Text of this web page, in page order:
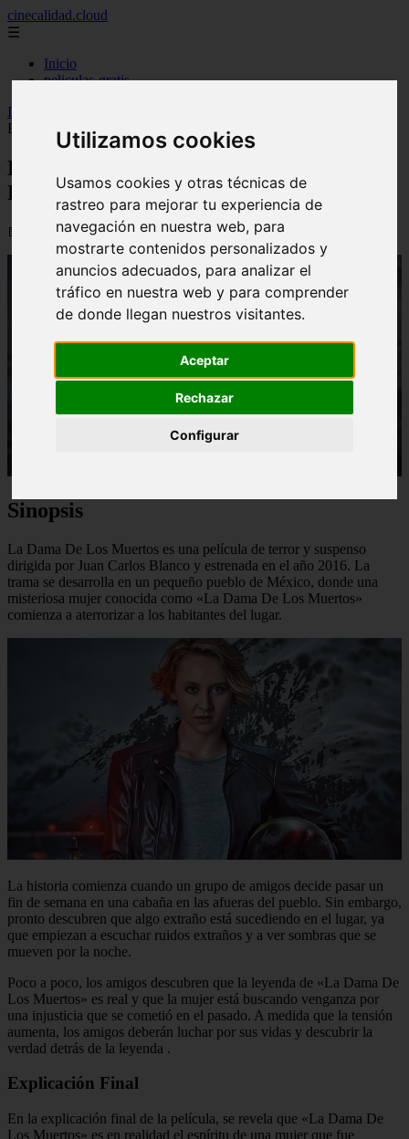
Utilizamos cookies
Usamos cookies y otras técnicas de
rastreo para mejorar tu experiencia de
navegación en nuestra web, para
mostrarte contenidos personalizados y
anuncios adecuados, para analizar el
tráfico en nuestra web y para comprender
de donde llegan nuestros visitantes.
Aceptar
Rechazar
Configurar
cinecalidad.cloud
☰
Inicio
peliculas-gratis
Inicio
Explicado
La Dama De Los Muertos ᐉ Final
Explicado
📅 13/02/2026
Sinopsis
La Dama De Los Muertos es una película de terror y suspenso
dirigida por Juan Carlos Blanco y estrenada en el año 2016. La
trama se desarrolla en un pequeño pueblo de México, donde una
misteriosa mujer conocida como «La Dama De Los Muertos»
comienza a aterrorizar a los habitantes del lugar.
La historia comienza cuando un grupo de amigos decide pasar un
fin de semana en una cabaña en las afueras del pueblo. Sin embargo,
pronto descubren que algo extraño está sucediendo en el lugar, ya
que empiezan a escuchar ruidos extraños y a ver sombras que se
mueven por la noche.
Poco a poco, los amigos descubren que la leyenda de «La Dama De
Los Muertos» es real y que la mujer está buscando venganza por
una injusticia que se cometió en el pasado. A medida que la tensión
aumenta, los amigos deberán luchar por sus vidas y descubrir la
verdad detrás de la leyenda .
Explicación Final
En la explicación final de la película, se revela que «La Dama De
Los Muertos» es en realidad el espíritu de una mujer que fue